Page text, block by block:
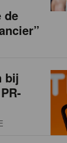
de
bij